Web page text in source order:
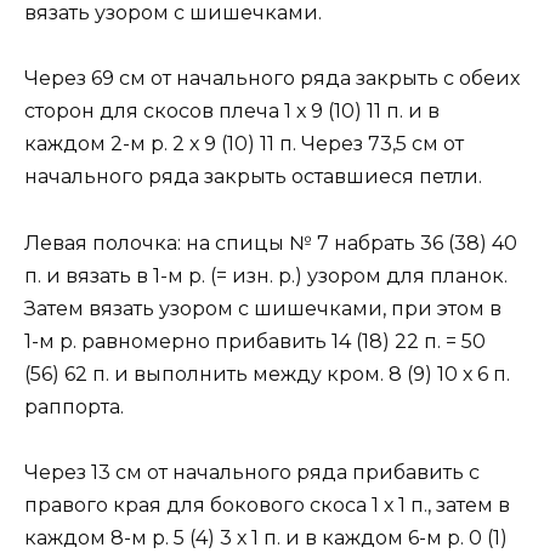
вязать узором с шишечками.
Через 69 см от начального ряда закрыть с обеих
сторон для скосов плеча 1 х 9 (10) 11 п. и в
каждом 2-м р. 2 х 9 (10) 11 п. Через 73,5 см от
начального ряда закрыть оставшиеся петли.
Левая полочка: на спицы № 7 набрать 36 (38) 40
п. и вязать в 1-м р. (= изн. р.) узором для планок.
Затем вязать узором с шишечками, при этом в
1-м р. равномерно прибавить 14 (18) 22 п. = 50
(56) 62 п. и выполнить между кром. 8 (9) 10 х 6 п.
раппорта.
Через 13 см от начального ряда прибавить с
правого края для бокового скоса 1 х 1 п., затем в
каждом 8-м р. 5 (4) 3 х 1 п. и в каждом 6-м р. 0 (1)